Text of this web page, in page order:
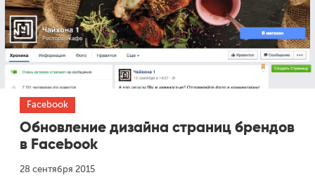
Facebook
Обновление дизайна страниц брендов
в Facebook
28 сентября 2015